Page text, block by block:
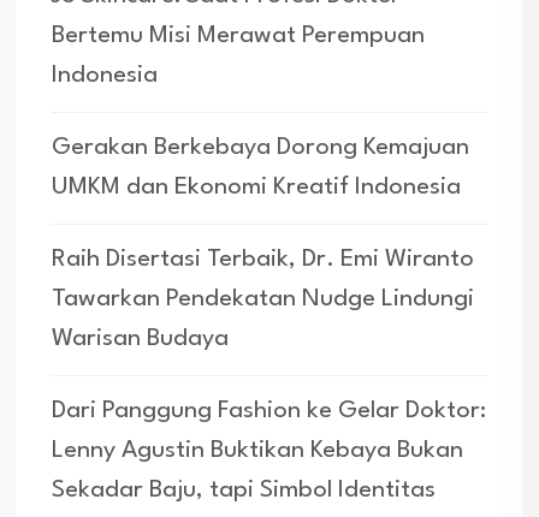
Bertemu Misi Merawat Perempuan
Indonesia
Gerakan Berkebaya Dorong Kemajuan
UMKM dan Ekonomi Kreatif Indonesia
Raih Disertasi Terbaik, Dr. Emi Wiranto
Tawarkan Pendekatan Nudge Lindungi
Warisan Budaya
Dari Panggung Fashion ke Gelar Doktor:
Lenny Agustin Buktikan Kebaya Bukan
Sekadar Baju, tapi Simbol Identitas